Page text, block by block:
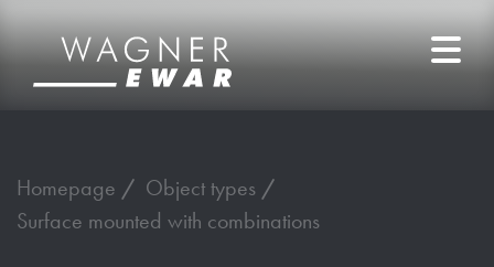
Homepage
Object types
Surface mounted with combinations